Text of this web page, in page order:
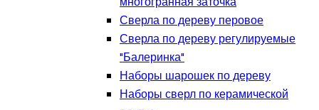
Сверла по дереву перовое
Сверла по дереву регулируемые
"Балеринка"
Наборы шарошек по дереву
Наборы сверл по керамической